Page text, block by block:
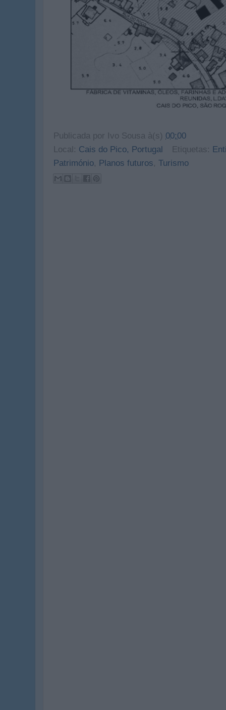
Publicada por Ivo Sousa à(s) 00:00
Local: Cais do Pico, Portugal Etiquetas:
Património, Planos futuros, Turismo